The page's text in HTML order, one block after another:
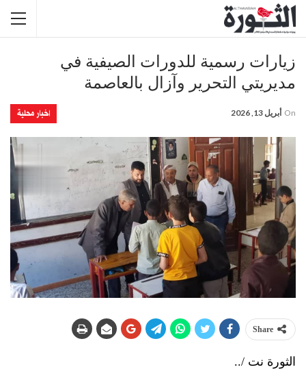
زيارات رسمية للدورات الصيفية في
مديريتي التحرير وآزال بالعاصمة
اخبار محلية On أبريل 13, 2026
Share
الثورة نت /..